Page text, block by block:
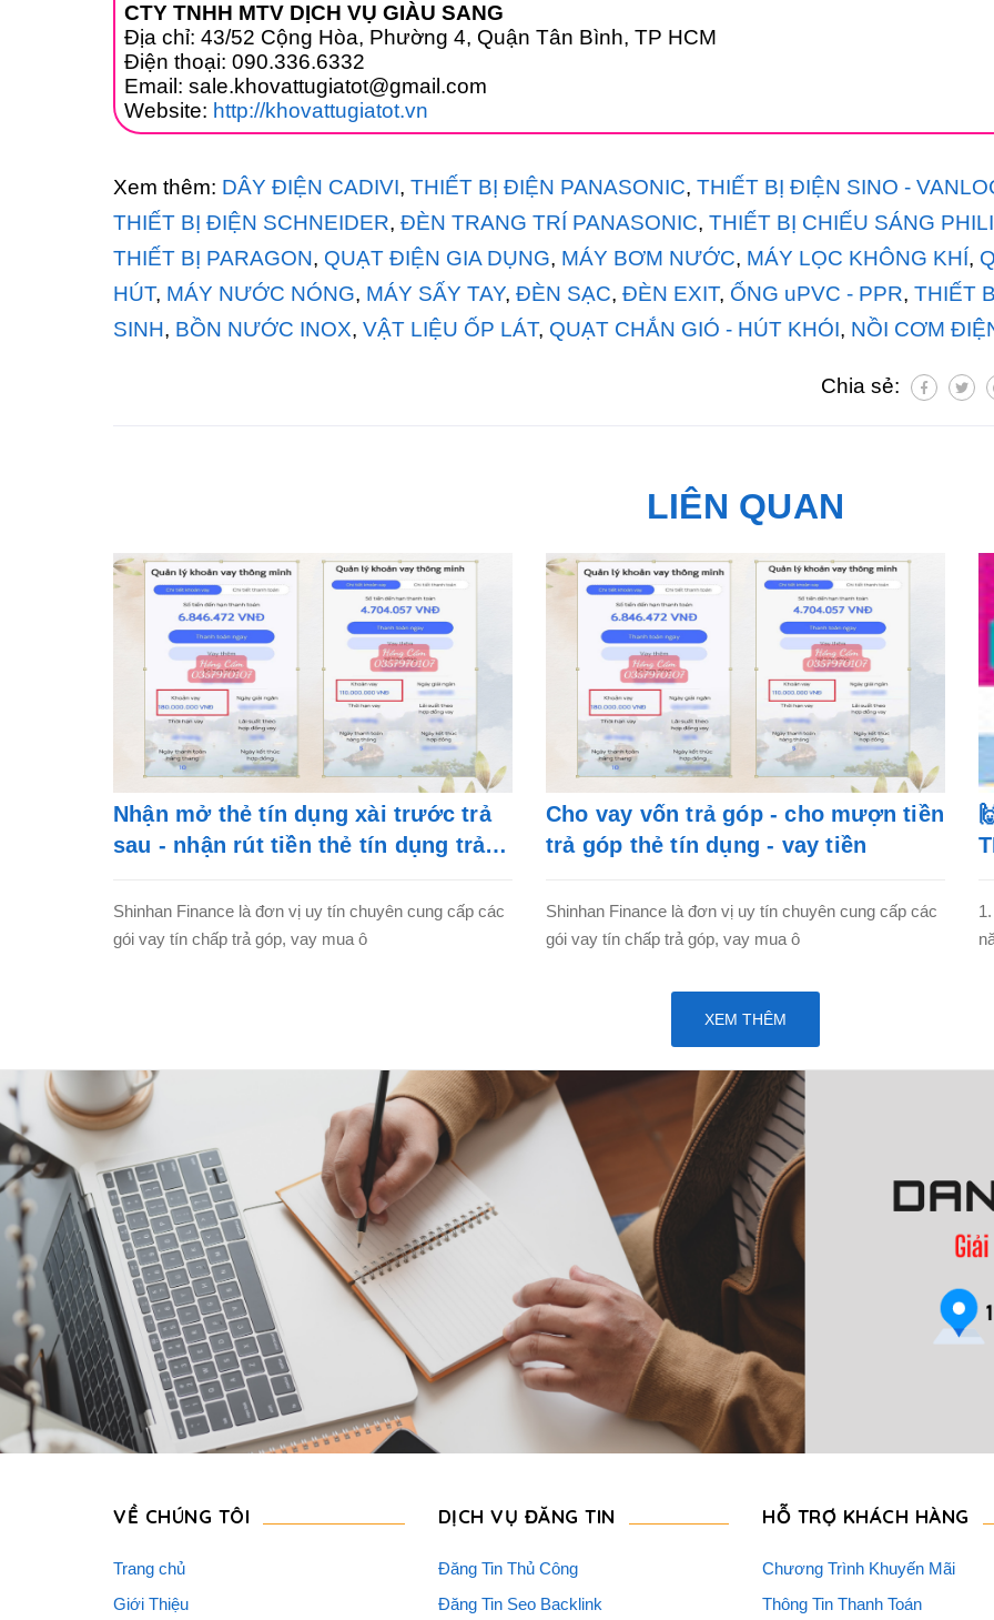
CTY TNHH MTV DỊCH VỤ GIÀU SANG
Địa chỉ: 43/52 Cộng Hòa, Phường 4, Quận Tân Bình, TP HCM
Điện thoại: 090.336.6332
Email: sale.khovattugiatot@gmail.com
Website: http://khovattugiatot.vn
Xem thêm: DÂY ĐIỆN CADIVI, THIẾT BỊ ĐIỆN PANASONIC, THIẾT BỊ ĐIỆN SINO -
THIẾT BỊ ĐIỆN SCHNEIDER, ĐÈN TRANG TRÍ PANASONIC, THIẾT BỊ CHIẾU SÁNG
THIẾT BỊ PARAGON, QUẠT ĐIỆN GIA DỤNG, MÁY BƠM NƯỚC, MÁY LỌC KHÔNG KHÍ,
HÚT, MÁY NƯỚC NÓNG, MÁY SẤY TAY, ĐÈN SẠC, ĐÈN EXIT, ỐNG uPVC - PPR, THIẾT
SINH, BỒN NƯỚC INOX, VẬT LIỆU ỐP LÁT, QUẠT CHẮN GIÓ - HÚT KHÓI, NỒI CƠM
Chia sẻ:
LIÊN QUAN
Nhận mở thẻ tín dụng xài trước trả
sau - nhận rút tiền thẻ tín dụng trả
Shinhan Finance là đơn vị uy tín chuyên cung cấp các
gói vay tín chấp trả góp, vay mua ô
Cho vay vốn trả góp - cho mượn tiền
trả góp thẻ tín dụng - vay tiền
Shinhan Finance là đơn vị uy tín chuyên cung cấp các
gói vay tín chấp trả góp, vay mua ô
XEM THÊM
VỀ CHÚNG TÔI
Trang chủ
Giới Thiệu
DỊCH VỤ ĐĂNG TIN
Đăng Tin Thủ Công
Đăng Tin Seo Backlink
HỖ TRỢ KHÁCH HÀNG
Chương Trình Khuyến Mãi
Thông Tin Thanh Toán